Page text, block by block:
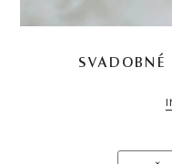
SVADOBNÉ